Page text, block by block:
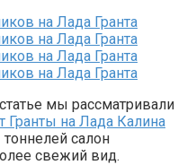
мы рассматривали
Гранты на Лада Калина
салон
свежий вид.